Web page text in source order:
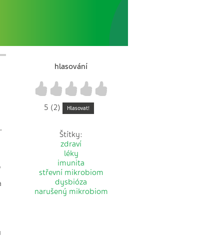
hlasování
4
3
2
1
5 (2) Hlasovat!
Štítky:
zdraví
léky
imunita
střevní mikrobiom
dysbióza
narušený mikrobiom